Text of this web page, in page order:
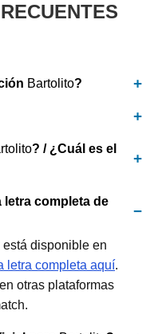
Bartolito?
? / ¿Cuál es el
completa de
está disponible en
letra completa aquí.
otras plataformas